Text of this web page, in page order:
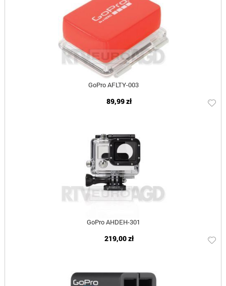
GoPro AFLTY-003
89,99 zł
GoPro AHDEH-301
219,00 zł